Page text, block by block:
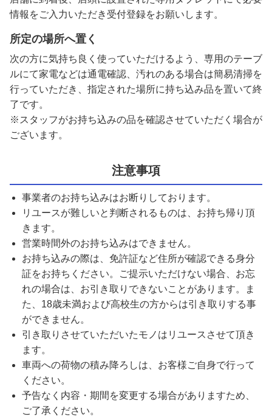
情報をご入力いただき受付登録をお願いします。
所定の場所へ置く
次の方に気持ち良く使っていただけるよう、専用のテーブ
ルにて家電などは通電確認、汚れのある場合は簡易清掃を
行っていただき、指定された場所に持ち込み品を置いて終
了です。
※スタッフがお持ち込みの品を確認させていただく場合が
ございます。
注意事項
事業者のお持ち込みはお断りしております。
リユースが難しいと判断されるものは、お持ち帰り頂
きます。
営業時間外のお持ち込みはできません。
お持ち込みの際は、免許証など住所が確認できる身分
証をお持ちください。ご提示いただけない場合、お忘
れの場合は、お引き取りできないことがあります。ま
た、18歳未満および高校生の方からは引き取りする事
ができません。
引き取りさせていただいたモノはリユースさせて頂き
ます。
車両への荷物の積み降ろしは、お客様ご自身で行って
ください。
予告なく内容・期間を変更する場合がありますため、
ご了承ください。